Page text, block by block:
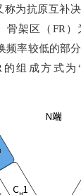
称为抗原互补
骨架区（FR
频率较低的部
组成方式为